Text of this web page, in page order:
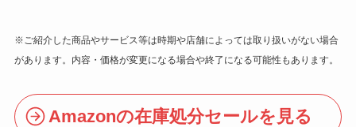
※ご紹介した商品やサービス等は時期や店舗によっては取り扱いがない場合
があります。内容・価格が変更になる場合や終了になる可能性もあります。
Amazonの在庫処分セールを見る